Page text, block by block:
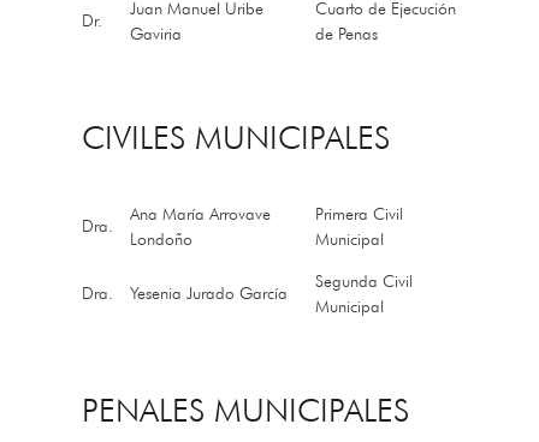
Dr.
Juan Manuel Uribe
Gaviria
Cuarto de Ejecución
de Penas
CIVILES MUNICIPALES
Dra.
Ana María Arrovave
Londoño
Primera Civil
Municipal
Dra. Yesenia Jurado García
Segunda Civil
Municipal
PENALES MUNICIPALES